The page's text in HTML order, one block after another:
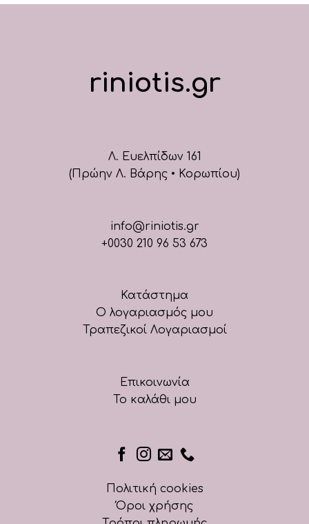
riniotis.gr
Λ. Ευελπίδων 161
(Πρώην Λ. Βάρης • Κορωπίου)
info@riniotis.gr
+0030 210 96 53 673
Κατάστημα
Ο λογαριασμός μου
Τραπεζικοί Λογαριασμοί
Επικοινωνία
Το καλάθι μου
Πολιτική cookies
Όροι χρήσης